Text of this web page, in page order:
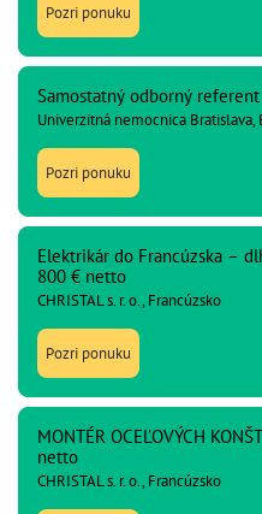
Pozri ponuku
Samostatný odborný
Univerzitná nemocnica Bratislava,
Pozri ponuku
Elektrikár do Francúzska –
800 € netto
CHRISTAL s. r. o., Francúzsko
Pozri ponuku
MONTÉR OCEĽOVÝCH
netto
CHRISTAL s. r. o., Francúzsko